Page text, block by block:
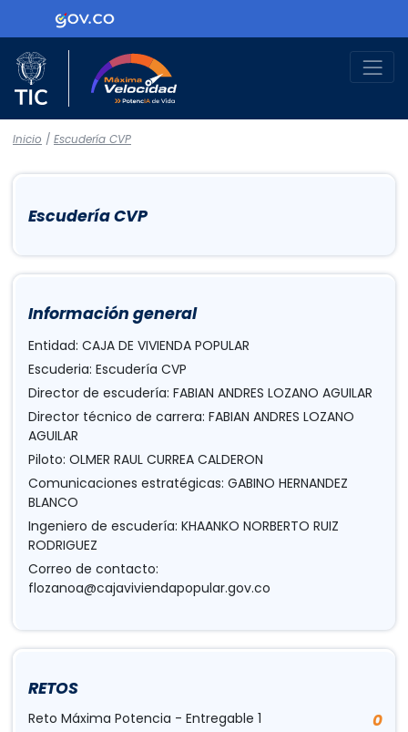
Logo Gobierno de Colombia
Logo del Ministerio TIC
Inicio / Escudería CVP
Escudería CVP
Información general
Entidad: CAJA DE VIVIENDA POPULAR
Escuderia: Escudería CVP
Director de escudería: FABIAN ANDRES LOZANO AGUILAR
Director técnico de carrera: FABIAN ANDRES LOZANO
AGUILAR
Piloto: OLMER RAUL CURREA CALDERON
Comunicaciones estratégicas: GABINO HERNANDEZ
BLANCO
Ingeniero de escudería: KHAANKO NORBERTO RUIZ
RODRIGUEZ
Correo de contacto:
flozanoa@cajaviviendapopular.gov.co
RETOS
Reto Máxima Potencia - Entregable 1 0